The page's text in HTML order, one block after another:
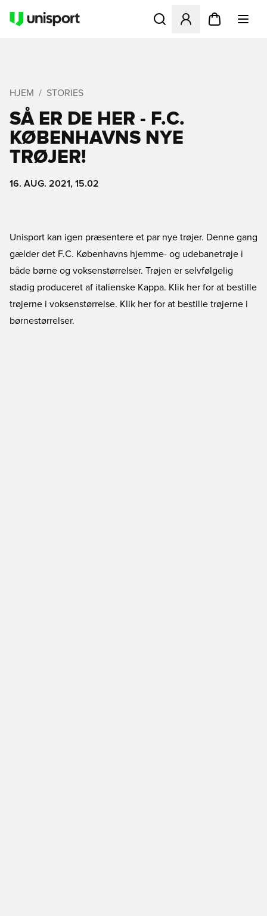
Åbner en Modal til at
HJEM STORIES
SÅ ER DE HER - F.C.
KØBENHAVNS NYE
TRØJER!
16. AUG. 2021, 15.02
Unisport kan igen præsentere et par nye trøjer. Denne gang
gælder det F.C. Københavns hjemme- og udebanetrøje i
både børne og voksenstørrelser. Trøjen er selvfølgelig
stadig produceret af italienske Kappa. Klik her for at bestille
trøjerne i voksenstørrelse. Klik her for at bestille trøjerne i
børnestørrelser.